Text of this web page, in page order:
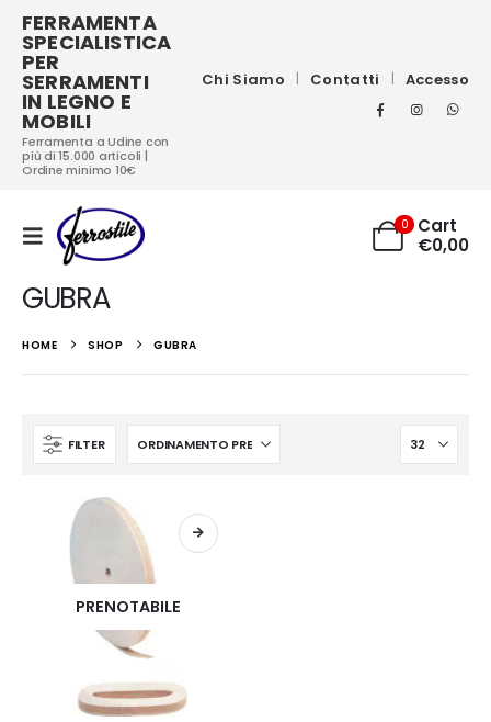
FERRAMENTA
SPECIALISTICA
PER
SERRAMENTI
IN LEGNO E
MOBILI
Ferramenta a Udine con
più di 15.000 articoli |
Ordine minimo 10€
Chi Siamo Contatti Accesso
0
Cart
€0,00
GUBRA
HOME SHOP GUBRA
FILTER
PRENOTABILE